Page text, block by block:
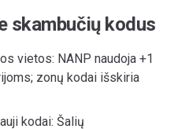
skambučių kodus
vietos: NANP naudoja +1
zonų kodai išskiria
kodai: Šalių